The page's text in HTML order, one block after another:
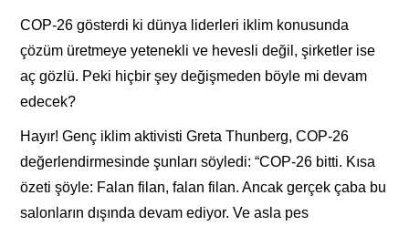
COP-26 gösterdi ki dünya liderleri iklim konusunda
çözüm üretmeye yetenekli ve hevesli değil, şirketler ise
aç gözlü. Peki hiçbir şey değişmeden böyle mi devam
edecek?
Hayır! Genç iklim aktivisti Greta Thunberg, COP-26
değerlendirmesinde şunları söyledi: “COP-26 bitti. Kısa
özeti şöyle: Falan filan, falan filan. Ancak gerçek çaba bu
salonların dışında devam ediyor. Ve asla pes